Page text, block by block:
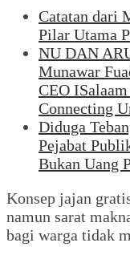
Catatan dari
Pilar Utama
NU DAN
Munawar
CEO
Connecting
Diduga
Pejabat
Bukan Uang
Konsep jajan
namun sarat
bagi warga tidak